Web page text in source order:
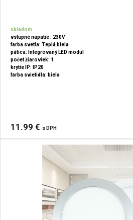
skladom
vstupné napätie : 230V
farba svetla: Teplá biela
pätica: Integrovaný LED modul
počet žiaroviek: 1
krytie IP: IP20
farba svietidla: biela
11.99 € s DPH